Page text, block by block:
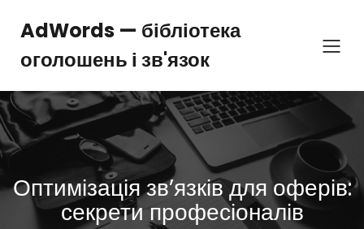
вмістуAdWords — бібліотека
оголошень і зв'язок
Оптимізація зв’язків для оферів:
секрети професіоналів